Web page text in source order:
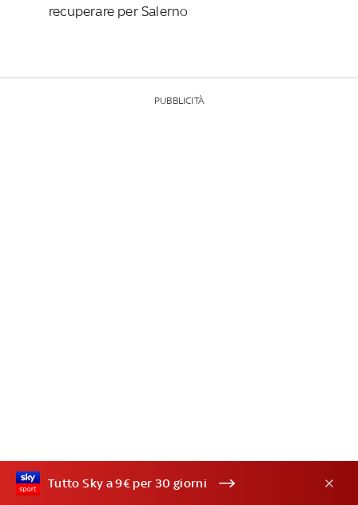
recuperare per Salerno
PUBBLICITÀ
Tutto Sky a 9€ per 30 giorni